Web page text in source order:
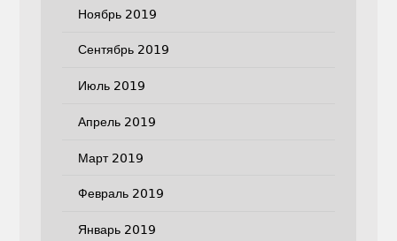
Ноябрь 2019
Сентябрь 2019
Июль 2019
Апрель 2019
Март 2019
Февраль 2019
Январь 2019